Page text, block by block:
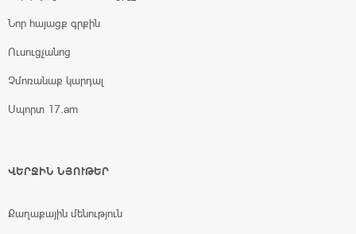
Նոր հայացք գրքին
Ուսուցչանոց
Չմոռանաք կարդալ
Սպորտ 17.am
ՎԵՐՋԻՆ ՆՅՈՒԹԵՐ
Քաղաքային մենություն